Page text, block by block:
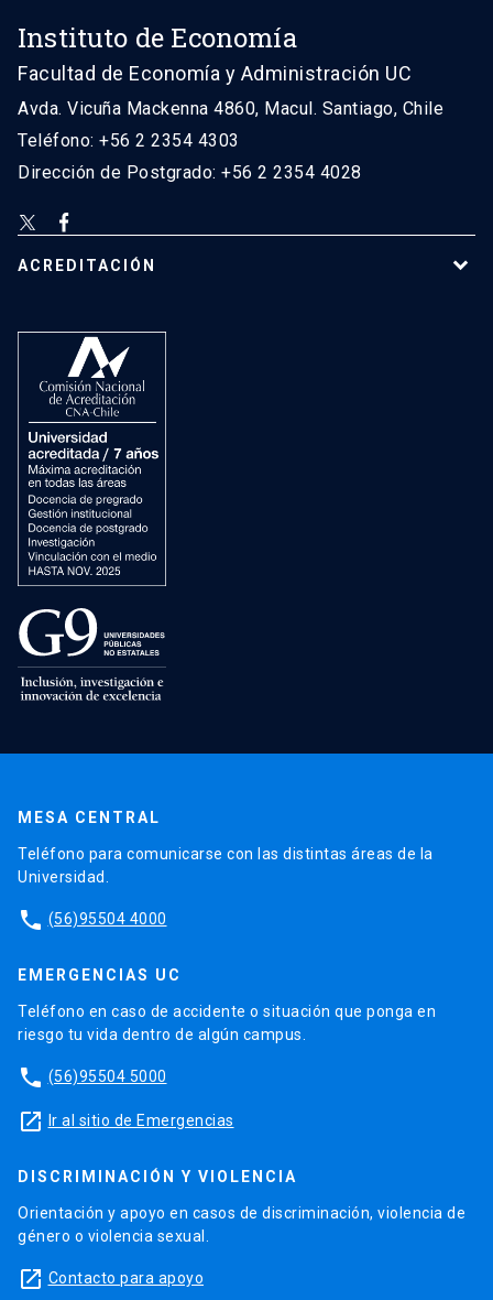
Instituto de Economía
Facultad de Economía y Administración UC
Avda. Vicuña Mackenna 4860, Macul. Santiago, Chile
Teléfono: +56 2 2354 4303
Dirección de Postgrado: +56 2 2354 4028
ACREDITACIÓN
MESA CENTRAL
Teléfono para comunicarse con las distintas áreas de la
Universidad.
phone (56)95504 4000
EMERGENCIAS UC
Teléfono en caso de accidente o situación que ponga en
riesgo tu vida dentro de algún campus.
phone (56)95504 5000
launch Ir al sitio de Emergencias
DISCRIMINACIÓN Y VIOLENCIA
Orientación y apoyo en casos de discriminación, violencia de
género o violencia sexual.
launch Contacto para apoyo